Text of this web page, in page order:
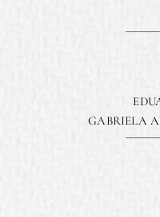
GABRIELA